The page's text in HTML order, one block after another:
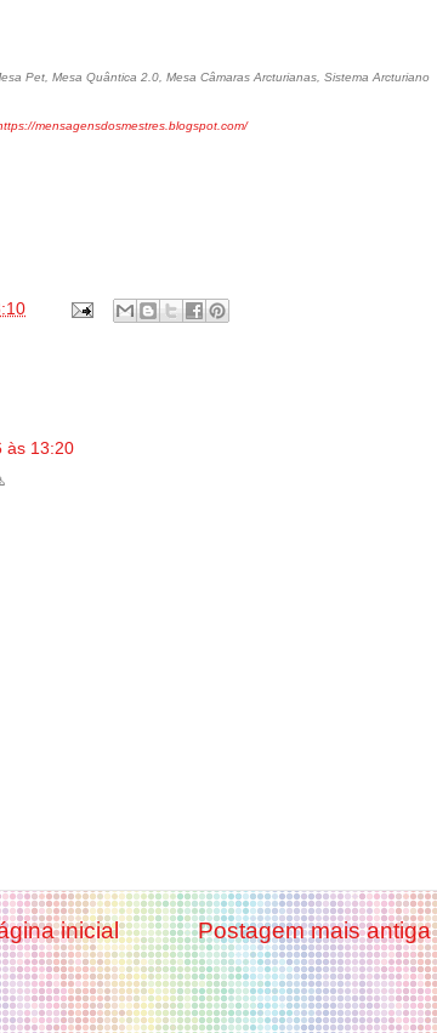
Pet, Mesa Quântica 2.0, Mesa Câmaras Arcturianas, Sistema Arcturiano
mensagensdosmestres.blogspot.com/
às 13:20
Postagem mais antiga
inicial